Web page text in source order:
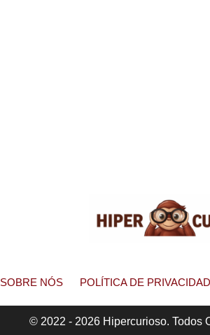
SOBRE NÓS POLÍTICA DE
© 2022 - 2026 Hipercurioso. Todos